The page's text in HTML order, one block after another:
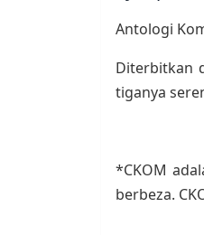
Antologi
Diterbitkan
tiganya
*CKOM
berbeza.